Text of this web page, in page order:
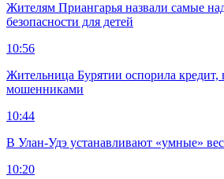
Жителям Приангарья назвали самые
безопасности для детей
10:56
Жительница Бурятии оспорила кредит,
мошенниками
10:44
В Улан-Удэ устанавливают «умные»
10:20